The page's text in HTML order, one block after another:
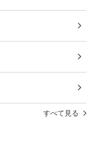
すべて見る